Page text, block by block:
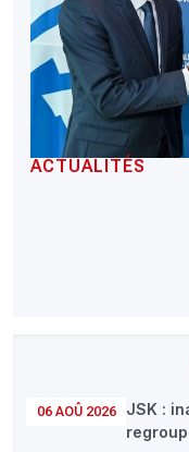
06 AOÛ 2026
JSK :
ACTUALITÉS